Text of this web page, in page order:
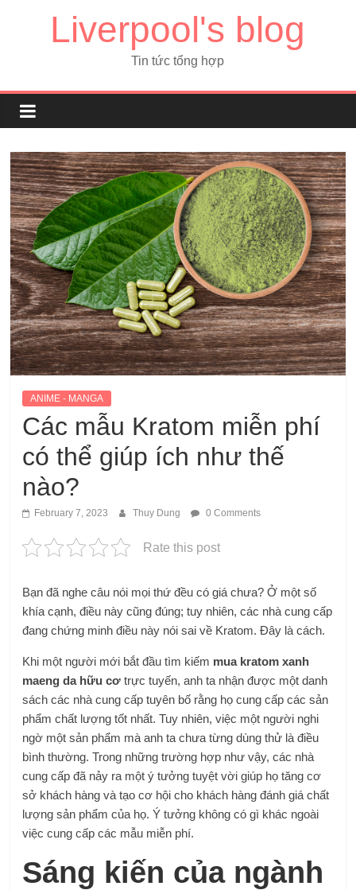
Liverpool's blog
Tin tức tổng hợp
ANIME - MANGA
Các mẫu Kratom miễn phí
có thể giúp ích như thế
nào?
February 7, 2023 Thuy Dung 0 Comments
Rate this post
Bạn đã nghe câu nói mọi thứ đều có giá chưa? Ở một số
khía cạnh, điều này cũng đúng; tuy nhiên, các nhà cung cấp
đang chứng minh điều này nói sai về Kratom. Đây là cách.
Khi một người mới bắt đầu tìm kiếm mua kratom xanh
maeng da hữu cơ trực tuyến, anh ta nhận được một danh
sách các nhà cung cấp tuyên bố rằng họ cung cấp các sản
phẩm chất lượng tốt nhất. Tuy nhiên, việc một người nghi
ngờ một sản phẩm mà anh ta chưa từng dùng thử là điều
bình thường. Trong những trường hợp như vậy, các nhà
cung cấp đã nảy ra một ý tưởng tuyệt vời giúp họ tăng cơ
sở khách hàng và tạo cơ hội cho khách hàng đánh giá chất
lượng sản phẩm của họ. Ý tưởng không có gì khác ngoài
việc cung cấp các mẫu miễn phí.
Sáng kiến ​​​​của ngành